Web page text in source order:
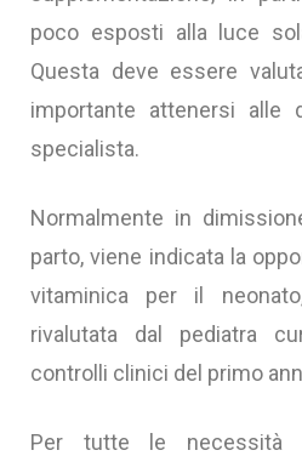
poco esposti alla luce
Questa deve essere
importante attenersi alle
specialista.
Normalmente in
parto, viene indicata la
vitaminica per il
rivalutata dal pediatra
controlli clinici del primo
Per tutte le necessità